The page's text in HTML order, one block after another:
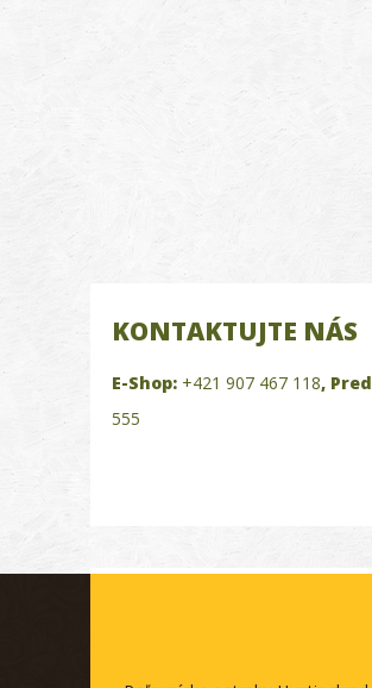
KONTAKTUJTE NÁS
E-Shop: +421 907 467 118,
555